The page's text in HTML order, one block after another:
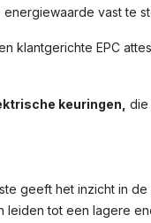
vast te
klantgerichte EPC
keuringen, die
geeft het inzicht in
tot een lagere